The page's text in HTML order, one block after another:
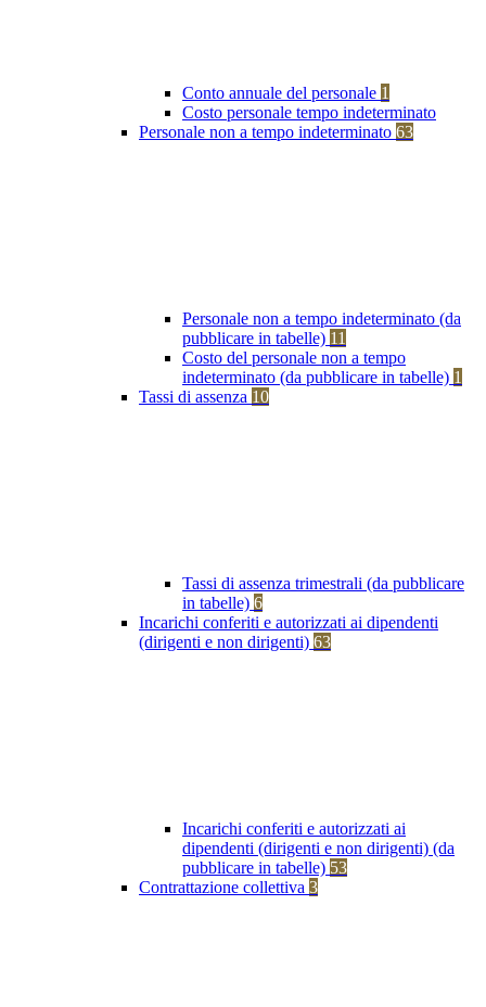
Conto annuale del personale 1
Costo personale tempo indeterminato
Personale non a tempo indeterminato 63
Personale non a tempo indeterminato (da
pubblicare in tabelle) 11
Costo del personale non a tempo
indeterminato (da pubblicare in tabelle) 1
Tassi di assenza 10
Tassi di assenza trimestrali (da pubblicare
in tabelle) 6
Incarichi conferiti e autorizzati ai dipendenti
(dirigenti e non dirigenti) 63
Incarichi conferiti e autorizzati ai
dipendenti (dirigenti e non dirigenti) (da
pubblicare in tabelle) 53
Contrattazione collettiva 3